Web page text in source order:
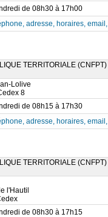
de 08h30 à 17h00
adresse, horaires,
TERRITORIALE
Lolive
8
de 08h15 à 17h30
adresse, horaires,
TERRITORIALE
l'Hautil
de 08h30 à 17h15